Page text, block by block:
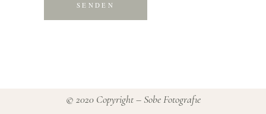
SENDEN
© 2020 Copyright – Sobe Fotografıe